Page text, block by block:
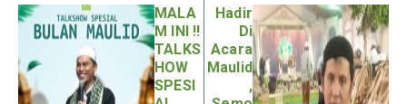
MALA
M INI !!
TALKS
HOW
SPESI
Hadir
Di
Acara
Maulid
,